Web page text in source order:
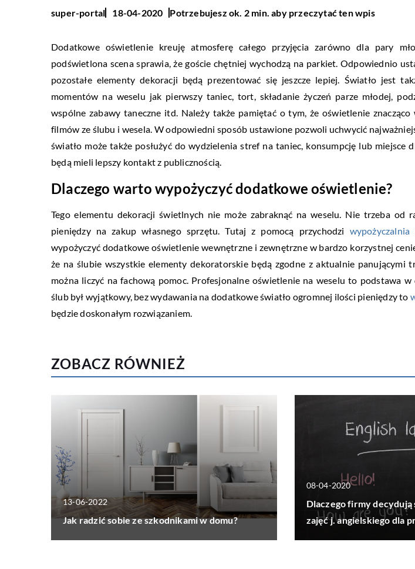
super-portal 18-04-2020 Potrzebujesz ok. 2 min. aby przeczytać ten wpis
Dodatkowe oświetlenie kreuję atmosferę całego przyjęcia zarówno dla pary
podświetlona scena sprawia, że goście chętniej wychodzą na parkiet. Odpowiednio
pozostałe elementy dekoracji będą prezentować się jeszcze lepiej. Światło jest
momentów na weselu jak pierwszy taniec, tort, składanie życzeń parze młodej,
wspólne zabawy taneczne itd. Należy także pamiętać o tym, że oświetlenie znacząco
filmów ze ślubu i wesela. W odpowiedni sposób ustawione pozwoli uchwycić
światło może także posłużyć do wydzielenia stref na taniec, konsumpcję lub miejsce
będą mieli lepszy kontakt z publicznością.
Dlaczego warto wypożyczyć dodatkowe oświetlenie?
Tego elementu dekoracji świetlnych nie może zabraknąć na weselu. Nie trzeba od
pieniędzy na zakup własnego sprzętu. Tutaj z pomocą przychodzi wypożyczalnia
wypożyczyć dodatkowe oświetlenie wewnętrzne i zewnętrzne w bardzo korzystnej
że na ślubie wszystkie elementy dekoratorskie będą zgodne z aktualnie panującymi
można liczyć na fachową pomoc. Profesjonalne oświetlenie na weselu to podstawa w
ślub był wyjątkowy, bez wydawania na dodatkowe światło ogromnej ilości pieniędzy to
będzie doskonałym rozwiązaniem.
ZOBACZ RÓWNIEŻ
13-06-2022
Jak radzić sobie ze szkodnikami w domu?
08-04-2020
Dlaczego firmy decydują
zajęć j. angielskiego dla